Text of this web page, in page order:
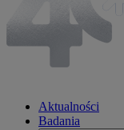
Aktualności
Badania